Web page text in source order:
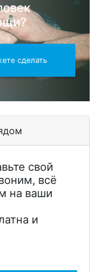
сделать
свой
всё
на ваши
и